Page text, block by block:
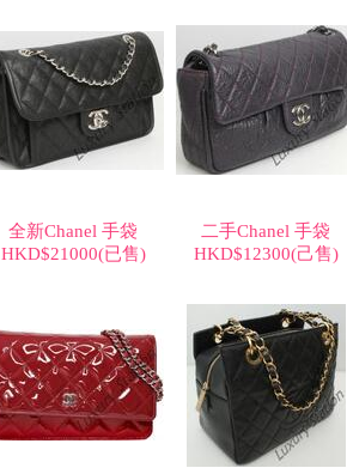
全新Chanel 手袋
HKD$21000(已售)
二手Chanel 手袋
HKD$12300(己售)